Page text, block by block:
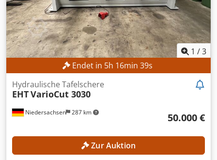
1 /3
Endet in 5h 16min 37s
Niedersachsen 287 km
Hydraulische Tafelschere
EHTVarioCut 3030
50.000 €
Zur Auktion